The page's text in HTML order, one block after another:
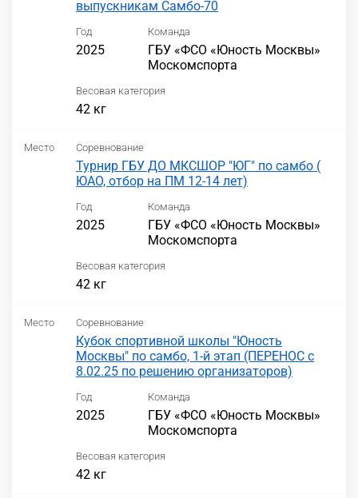
выпускникам Самбо-70
Год
2025
Команда
ГБУ «ФСО «Юность Москвы»
Москомспорта
Весовая категория
42 кг
Место Соревнование
Турнир ГБУ ДО МКСШОР "ЮГ" по самбо (
ЮАО, отбор на ПМ 12-14 лет)
Год
2025
Команда
ГБУ «ФСО «Юность Москвы»
Москомспорта
Весовая категория
42 кг
Место Соревнование
Кубок спортивной школы "Юность
Москвы" по самбо, 1-й этап (ПЕРЕНОС с
8.02.25 по решению организаторов)
Год
2025
Команда
ГБУ «ФСО «Юность Москвы»
Москомспорта
Весовая категория
42 кг